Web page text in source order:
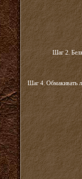
Шаг 2.
Шаг 4. Обмакивать